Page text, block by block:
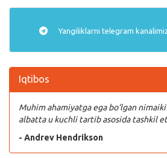
Yangiliklarni telegram
Iqtibos
Muhim ahamiyatga ega bo’lgan
albatta u kuchli tartib asosida tashkil
- Andrev Hendrikson